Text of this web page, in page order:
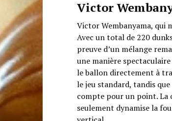
Victor
Victor Wembanyama, qui
Avec un total de 220
preuve d’un mélange
une manière
le ballon directement à
le jeu standard, tandis
compte pour un point. La
seulement dynamise la